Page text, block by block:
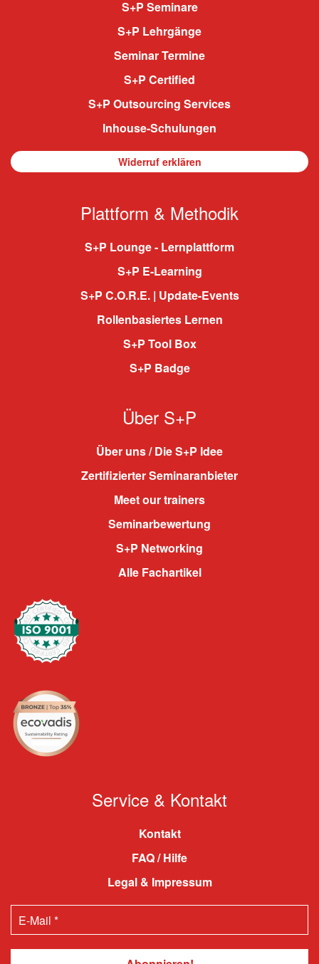
S+P Seminare
S+P Lehrgänge
Seminar Termine
S+P Certified
S+P Outsourcing Services
Inhouse-Schulungen
Widerruf erklären
Plattform & Methodik
S+P Lounge - Lernplattform
S+P E-Learning
S+P C.O.R.E. | Update-Events
Rollenbasiertes Lernen
S+P Tool Box
S+P Badge
Über S+P
Über uns / Die S+P Idee
Zertifizierter Seminaranbieter
Meet our trainers
Seminarbewertung
S+P Networking
Alle Fachartikel
Service & Kontakt
Kontakt
FAQ / Hilfe
Legal & Impressum